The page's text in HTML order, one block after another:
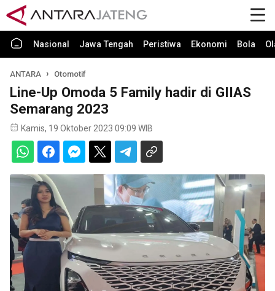
Nasional Jawa Tengah Peristiwa Ekonomi Bola
ANTARA Otomotif
Line-Up Omoda 5 Family hadir di GIIAS
Semarang 2023
Kamis, 19 Oktober 2023 09:09 WIB